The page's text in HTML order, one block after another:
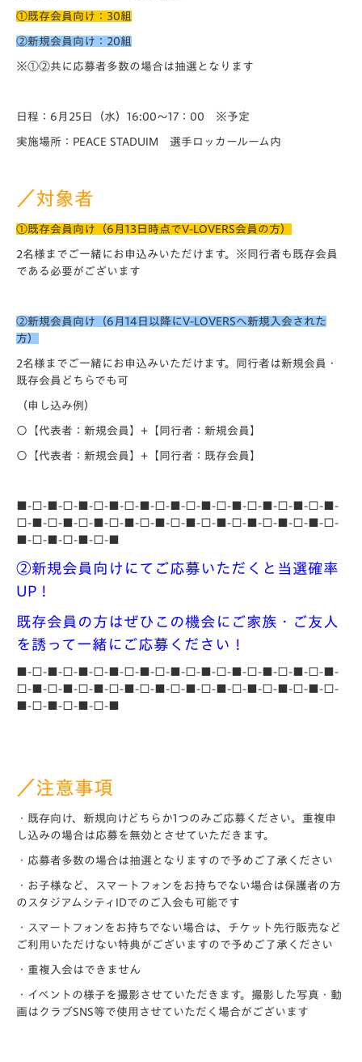
①既存会員向け：30組
②新規会員向け：20組
※①②共に応募者多数の場合は抽選となります
日程：6月25日（水）16:00～17：00 ※予定
実施場所：PEACE STADUIM 選手ロッカールーム内
／対象者
①既存会員向け（6月13日時点でV-LOVERS会員の方）
2名様までご一緒にお申込みいただけます。※同行者も既存会員
である必要がございます
②新規会員向け（6月14日以降にV-LOVERSへ新規入会された
方）
2名様までご一緒にお申込みいただけます。同行者は新規会員・
既存会員どちらでも可
（申し込み例）
〇【代表者：新規会員】+【同行者：新規会員】
〇【代表者：新規会員】+【同行者：既存会員】
■-□-■-□-■-□-■-□-■-□-■-□-■-□-■-□-■-□-■-□-■-
□-■-□-■-□-■-□-■-□-■-□-■-□-■-□-■-□-■-□-■-□-
■-□-■-□-■-□-■
②新規会員向けにてご応募いただくと当選確率
UP！
既存会員の方はぜひこの機会にご家族・ご友人
を誘って一緒にご応募ください！
■-□-■-□-■-□-■-□-■-□-■-□-■-□-■-□-■-□-■-□-■-
□-■-□-■-□-■-□-■-□-■-□-■-□-■-□-■-□-■-□-■-□-
■-□-■-□-■-□-■
／注意事項
・既存向け、新規向けどちらか1つのみご応募ください。重複申
し込みの場合は応募を無効とさせていただきます。
・応募者多数の場合は抽選となりますので予めご了承ください
・お子様など、スマートフォンをお持ちでない場合は保護者の方
のスタジアムシティIDでのご入会も可能です
・スマートフォンをお持ちでない場合は、チケット先行販売など
ご利用いただけない特典がございますので予めご了承ください
・重複入会はできません
・ イベントの様子を撮影させていただきます。撮影した写真・動
画はクラブSNS等で使用させていただく場合がございます